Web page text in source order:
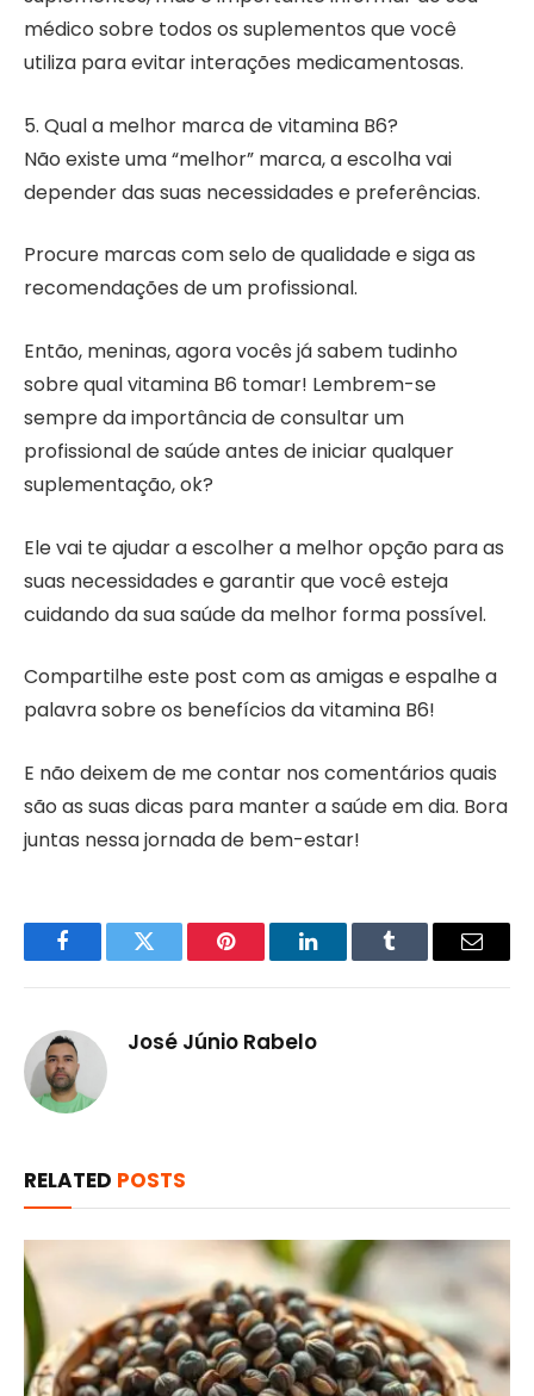
médico sobre todos os suplementos que você
utiliza para evitar interações medicamentosas.
5. Qual a melhor marca de vitamina B6?
Não existe uma “melhor” marca, a escolha vai
depender das suas necessidades e preferências.
Procure marcas com selo de qualidade e siga as
recomendações de um profissional.
Então, meninas, agora vocês já sabem tudinho
sobre qual vitamina B6 tomar! Lembrem-se
sempre da importância de consultar um
profissional de saúde antes de iniciar qualquer
suplementação, ok?
Ele vai te ajudar a escolher a melhor opção para as
suas necessidades e garantir que você esteja
cuidando da sua saúde da melhor forma possível.
Compartilhe este post com as amigas e espalhe a
palavra sobre os benefícios da vitamina B6!
E não deixem de me contar nos comentários quais
são as suas dicas para manter a saúde em dia. Bora
juntas nessa jornada de bem-estar!
FacebookTwitter Pinterest LinkedInTumblr Email
José Júnio Rabelo
RELATED POSTS